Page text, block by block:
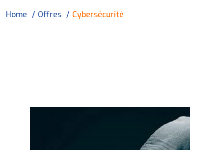
Home Offres Cybersécurité